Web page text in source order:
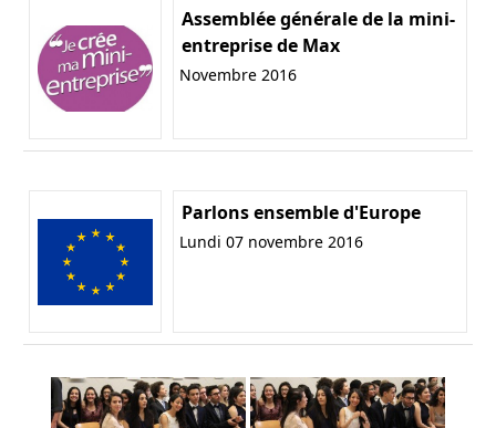
Assemblée générale de la mini-
entreprise de Max
Novembre 2016
Parlons ensemble d'Europe
Lundi 07 novembre 2016